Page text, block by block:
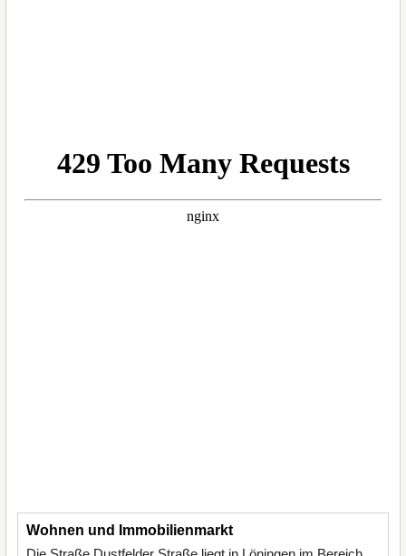
Wohnen und Immobilienmarkt